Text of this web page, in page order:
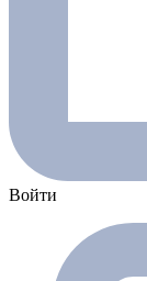
Войти